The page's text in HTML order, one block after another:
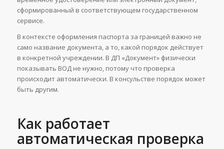
сформированный в соответствующем государственном
сервисе.
В контексте оформления паспорта за границей важно не
само название документа, а то, какой порядок действует
в конкретной учреждении. В ДП «Документ» физически
показывать ВОД не нужно, потому что проверка
происходит автоматически. В консульстве порядок может
быть другим.
Как работает
автоматическая проверка